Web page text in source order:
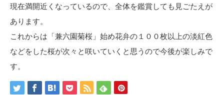
現在満開近くなっているので、全体を鑑賞しても見ごたえが
あります。
これからは「兼六園菊桜」始め花弁の１００枚以上の淡紅色
などをした桜が次々と咲いていくと思うので今後が楽しみで
す。